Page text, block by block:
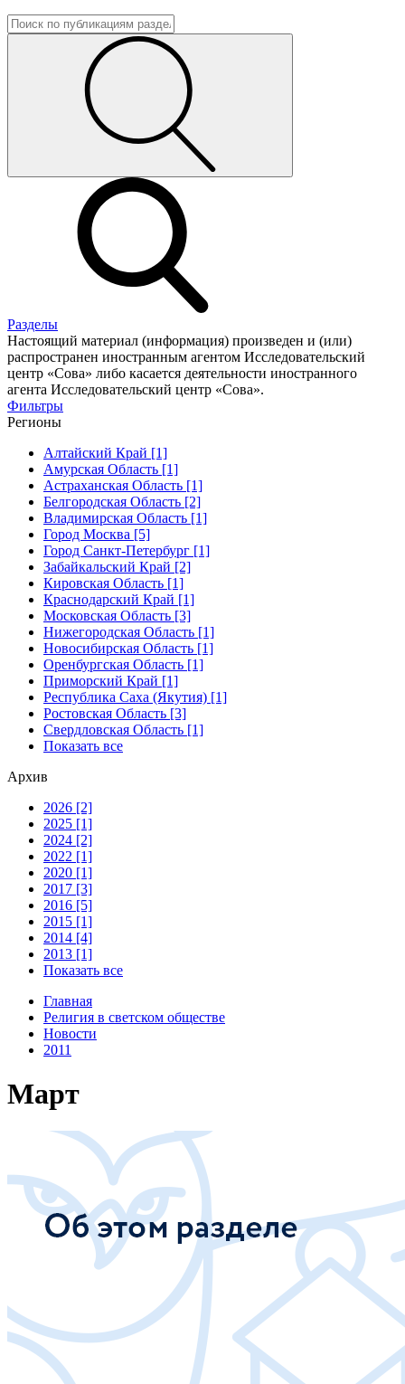
Разделы
Настоящий материал (информация) произведен и (или)
распространен иностранным агентом Исследовательский
центр «Сова» либо касается деятельности иностранного
агента Исследовательский центр «Сова».
Фильтры
Регионы
Алтайский Край [1]
Амурская Область [1]
Астраханская Область [1]
Белгородская Область [2]
Владимирская Область [1]
Город Москва [5]
Город Санкт-Петербург [1]
Забайкальский Край [2]
Кировская Область [1]
Краснодарский Край [1]
Московская Область [3]
Нижегородская Область [1]
Новосибирская Область [1]
Оренбургская Область [1]
Приморский Край [1]
Республика Саха (Якутия) [1]
Ростовская Область [3]
Свердловская Область [1]
Показать все
Архив
2026 [2]
2025 [1]
2024 [2]
2022 [1]
2020 [1]
2017 [3]
2016 [5]
2015 [1]
2014 [4]
2013 [1]
Показать все
Главная
Религия в светском обществе
Новости
2011
Март